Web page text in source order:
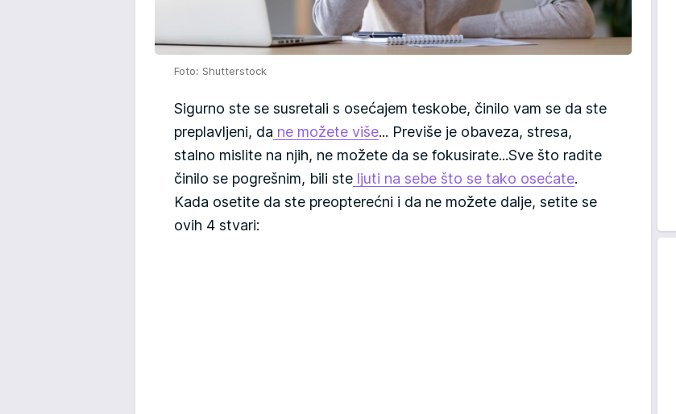
Foto: Shutterstock
Sigurno ste se susretali s osećajem teskobe, činilo vam se da ste
preplavljeni, da ne možete više... Previše je obaveza, stresa,
stalno mislite na njih, ne možete da se fokusirate...Sve što radite
činilo se pogrešnim, bili ste ljuti na sebe što se tako osećate.
Kada osetite da ste preopterećni i da ne možete dalje, setite se
ovih 4 stvari: